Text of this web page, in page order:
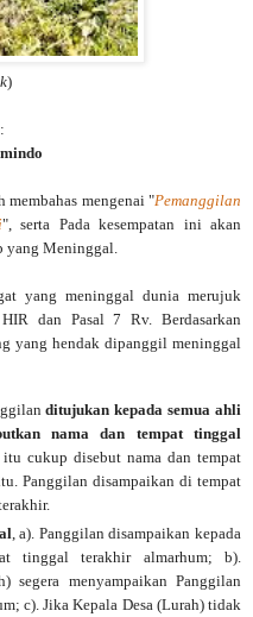
)
membahas mengenai "Pemanggilan
", serta Pada kesempatan iniakan
yang Meninggal.
yang meninggal dunia merujuk
dan Pasal 7 Rv. Berdasarkan
yang hendak dipanggil meninggal
ditujukan kepada semua ahli
nama dan tempat tinggal
itu cukup disebut nama dan tempat
Panggilan disampaikan di tempat
, a). Panggilan disampaikan kepada
tinggal terakhir almarhum; b).
segera menyampaikan Panggilan
c). Jika Kepala Desa (Lurah) tidak